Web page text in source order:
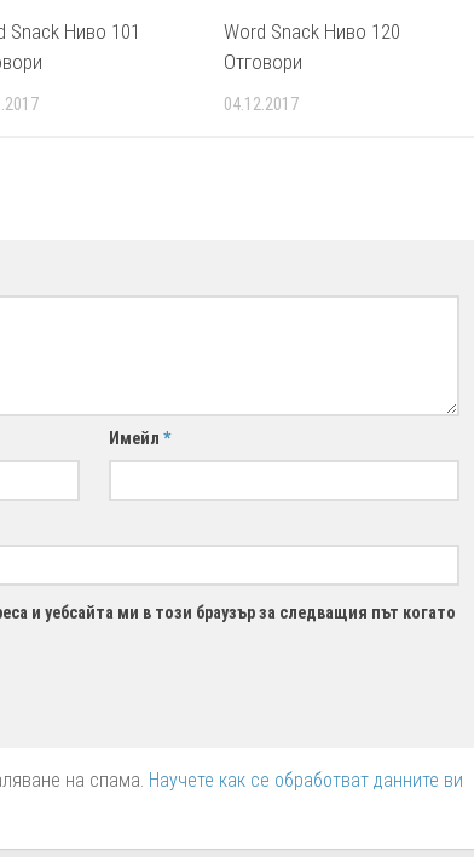
Snack Ниво 101
Word Snack Ниво 120
Отговори
04.12.2017
Имейл*
и уебсайта ми в този браузър за следващия път когато
на спама. Научете как се обработват данните ви